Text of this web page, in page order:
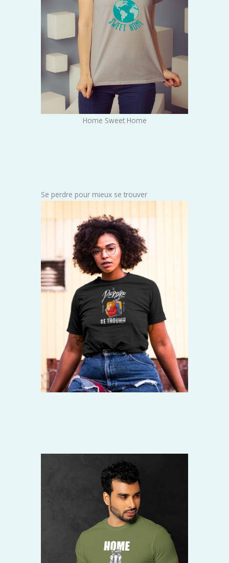
Home Sweet Home
Se perdre pour mieux se trouver